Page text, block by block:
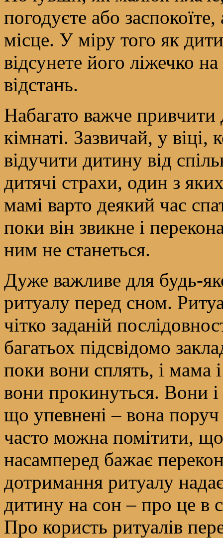
погодуєте або
місце. У міру того як
відсунете його ліжечко
відстань.
Набагато важче
кімнаті. Зазвичай, у
відучити дитину від
дитячі страхи, один з
мамі варто деякий час
поки він звикне і
ним не станеться.
Дуже важливе для будь-
ритуалу перед сном.
чітко заданій
багатьох підсвідомо
поки вони сплять, і мама
вони прокинуться. Вони
що упевнені – вона поруч
часто можна помітити,
насамперед бажає
дотримання ритуалу
дитину на сон – про це в
Про користь ритуалів